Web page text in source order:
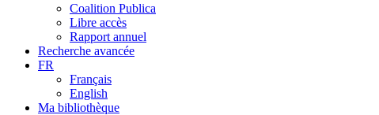
Coalition Publica
Libre accès
Rapport annuel
Recherche avancée
FR
Français
English
Ma bibliothèque